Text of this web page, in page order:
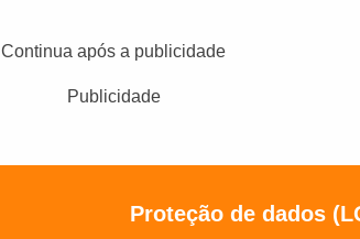
Continua após a publicidade
Publicidade
Proteção de dados